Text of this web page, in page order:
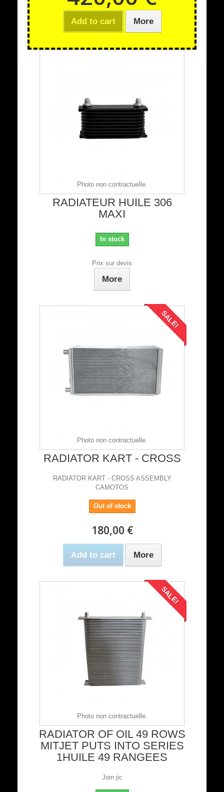
Add to cart More
Photo non contractuelle.
RADIATEUR HUILE 306
MAXI
In stock
Prix sur devis
More
Photo non contractuelle.
SALE!
RADIATOR KART - CROSS
RADIATOR KART - CROSS ASSEMBLY
CAMOTOS
Out of stock
180,00 €
Add to cart More
Photo non contractuelle.
SALE!
RADIATOR OF OIL 49 ROWS
MITJET PUTS INTO SERIES
1HUILE 49 RANGEES
Join jic